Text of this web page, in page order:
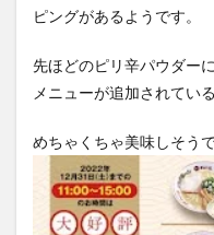
ピングがあるようです。
先ほどのピリ辛パウダー
メニューが追加されてい
めちゃくちゃ美味しそう